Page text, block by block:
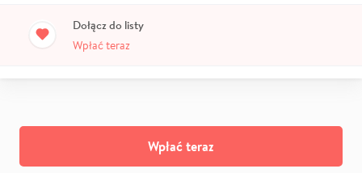
Dołącz do listy
Wpłać teraz
Wpłać teraz